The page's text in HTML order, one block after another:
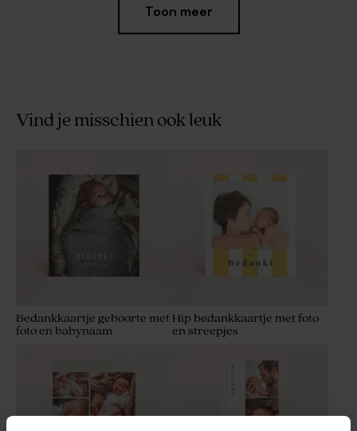
Toon meer
Vind je misschien ook leuk
Bedankkaartje geboorte met
foto en babynaam
Hip bedankkaartje met foto
en streepjes